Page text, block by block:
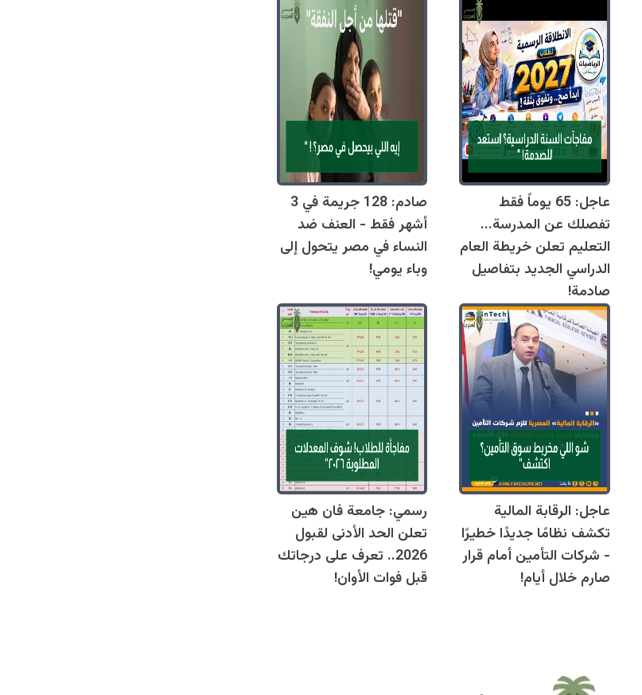
عاجل: 65 يوماً فقط
تفصلك عن المدرسة...
التعليم تعلن خريطة العام
الدراسي الجديد بتفاصيل
صادمة!
صادم: 128 جريمة في 3
أشهر فقط - العنف ضد
النساء في مصر يتحول إلى
وباء يومي!
عاجل: الرقابة المالية
تكشف نظامًا جديدًا خطيرًا
- شركات التأمين أمام قرار
صارم خلال أيام!
رسمي: جامعة فان هين
تعلن الحد الأدنى لقبول
2026.. تعرف على درجاتك
قبل فوات الأوان!